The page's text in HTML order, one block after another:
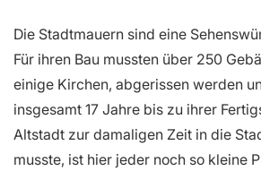
Die Stadtmauern sind eine
Für ihren Bau mussten über 250
einige Kirchen, abgerissen werden
insgesamt 17 Jahre bis zu ihrer
Altstadt zur damaligen Zeit in die
musste, ist hier jeder noch so kleine